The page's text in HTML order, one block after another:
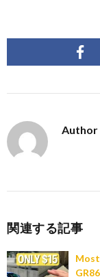
Author
関連する記事
GR86